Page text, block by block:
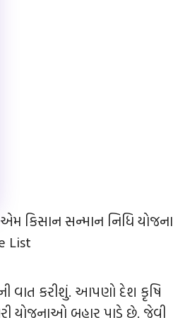
કિસાન સન્માન નિધિ યોજના
List
વાત કરીશું. આપણો દેશ કૃષિ
યોજનાઓ બહાર પાડે છે. જેવી